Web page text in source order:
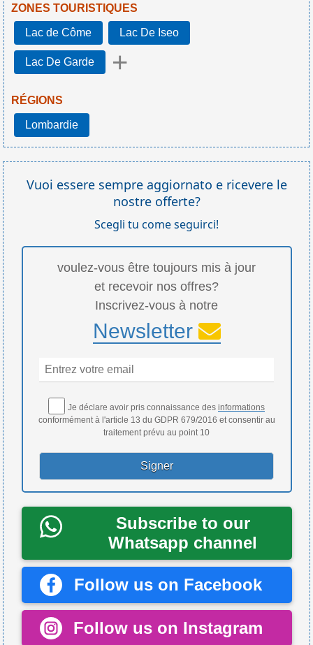
ZONES TOURISTIQUES
Lac de Côme Lac De Iseo
Lac De Garde +
RÉGIONS
Lombardie
Vuoi essere sempre aggiornato e ricevere le
nostre offerte?
Scegli tu come seguirci!
voulez-vous être toujours mis à jour
et recevoir nos offres?
Inscrivez-vous à notre
Newsletter
Je déclare avoir pris connaissance des informations
conformément à l'article 13 du GDPR 679/2016 et consentir au
traitement prévu au point 10
Subscribe to our
Whatsapp channel
Follow us on Facebook
Follow us on Instagram